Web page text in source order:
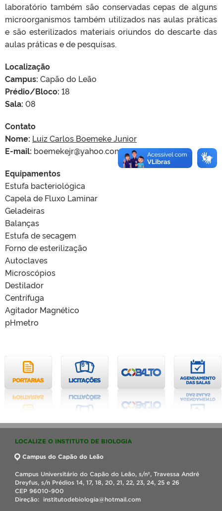
laboratório também são conservadas cepas de alguns
microorganismos também utilizados nas aulas práticas
e são esterilizados materiais oriundos do descarte das
aulas práticas e de pesquisas.
Localização
Campus: Capão do Leão
Prédio/Bloco: 18
Sala: 08
Contato
Nome: Luiz Carlos Boemeke Junior
E-mail: boemekejr@yahoo.com.br
Equipamentos
Estufa bacteriológica
Capela de Fluxo Laminar
Geladeiras
Balanças
Estufa de secagem
Forno de esterilização
Autoclaves
Microscópios
Destilador
Centrífuga
Agitador Magnético
pHmetro
LOCALIZE O INSTITUTO DE BIOLOGIA
Campus do Capão do Leão
Campus Universitário do Capão do Leão, s/nº, Travessa André
Dreyfus, s/n Prédios 14, 17, 18, 20, 21, 22, 23, 24, 25 e 26
CEP 96010-900
Direção: institutodebiologia@hotmail.com